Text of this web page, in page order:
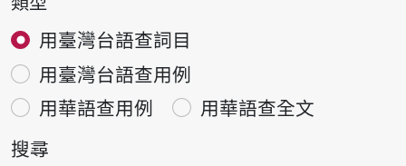
用臺灣台語查詞目
用臺灣台語查用例
用華語查用例
用華語查全文
搜尋